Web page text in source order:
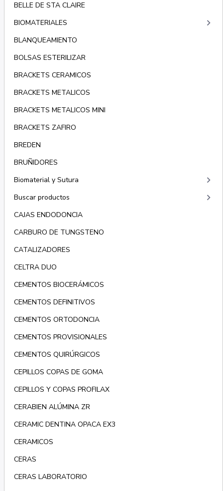
BELLE DE STA CLAIRE
BIOMATERIALES
keyboard_arrow_right
BLANQUEAMIENTO
BOLSAS ESTERILIZAR
BRACKETS CERAMICOS
BRACKETS METALICOS
BRACKETS METALICOS MINI
BRACKETS ZAFIRO
BREDEN
BRUÑIDORES
Biomaterial y Sutura
keyboard_arrow_right
Buscar productos keyboard_arrow_right
CAJAS ENDODONCIA
CARBURO DE TUNGSTENO
CATALIZADORES
CELTRA DUO
CEMENTOS BIOCERÁMICOS
CEMENTOS DEFINITIVOS
CEMENTOS ORTODONCIA
CEMENTOS PROVISIONALES
CEMENTOS QUIRÚRGICOS
CEPILLOS COPAS DE GOMA
CEPILLOS Y COPAS PROFILAX
CERABIEN ALÚMINA ZR
CERAMIC DENTINA OPACA EX3
CERAMICOS
CERAS
CERAS LABORATORIO